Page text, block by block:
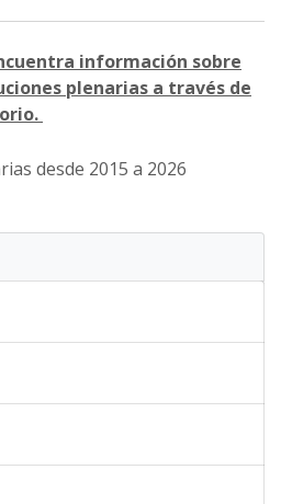
información sobre
plenarias a través de
desde 2015 a 2026